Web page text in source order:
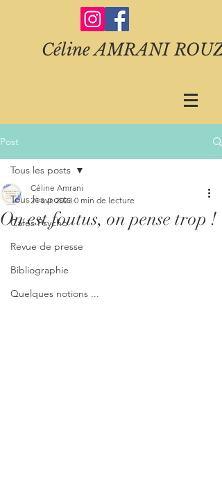
Céline AMRANI
Post
Tous les posts
Cafés Psycho
Revue de presse
Bibliographie
Quelques notions ...
Tous les posts
On est foutus, on pense trop !
Céline Amrani
21 avr. 2023 0 min de lecture